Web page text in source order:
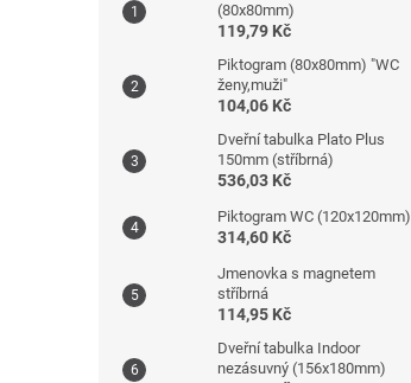
(80x80mm)
119,79 Kč
Piktogram (80x80mm) "WC
ženy,muži"
104,06 Kč
Dveřní tabulka Plato Plus
150mm (stříbrná)
536,03 Kč
Piktogram WC (120x120mm)
314,60 Kč
Jmenovka s magnetem
stříbrná
114,95 Kč
Dveřní tabulka Indoor
nezásuvný (156x180mm)